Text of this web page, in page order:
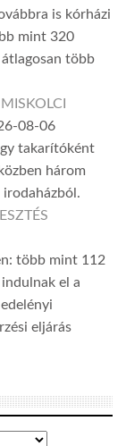
is kórházi
mint 320
több
08-06
takarítóként
három
több mint 112
el a
eljárás